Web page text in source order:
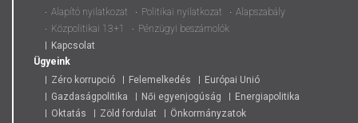
Alapító nyilatkozat
Politikai nyilatkozat
Alapszabály
Közpolitikai 13+1
Pénzügyi beszámolók
Kapcsolat
Ügyeink
Zéro korrupció
Felemelkedés
Európai Unió
Gazdaságpolitika
Női egyenjogúság
Energiapolitika
Oktatás
Zöld fordulat
Önkormányzatok